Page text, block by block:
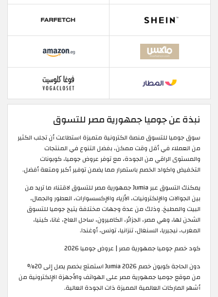
نبذة عن جوميا جمهورية مصر للتسوق
سوق جوميا للتسوق منصة الكترونية متميزة استطاعت أن تجلب الكثير
من العملاء في أقل وقت ممكن، بفضل التنوع في المنتجات
والمستوى الراقي من الجودة، مع توفر عروض جوميا، كوبونات
التخفيض واكواد الخصم باستمرار مما يضمن توفير أكبر ومتعة أفضل.
يمكنك التسوق عبر Jumia جمهورية مصر للتسوق لاقتناء ما تريد من
بين الجوالات والإلكترونيات، الأزياء والإكسسوارات، العطور والجمال،
البيت والمطبخ. وذلك من عدة وجهات مختلفة يتيح جوميا للتسوق
الشحن لها، وهي مصر، الجزائر، الكاميرون، ساحل العاج، غانا، كينيا،
المغرب، نيجيريا، السنغال، تنزانيا، تونس، أوغندا.
كود خصم جوميا جمهورية مصر | عروض جوميا 2026
دون الحاجة كوبون خصم Jumia 2026 استمتع بخصم يصل إلى 20%
من موقع جوميا جمهورية مصر على الهواتف والأجهزة الإلكترونية من
أشهر الماركات العالمية المميزة ذات الجودة العالية.